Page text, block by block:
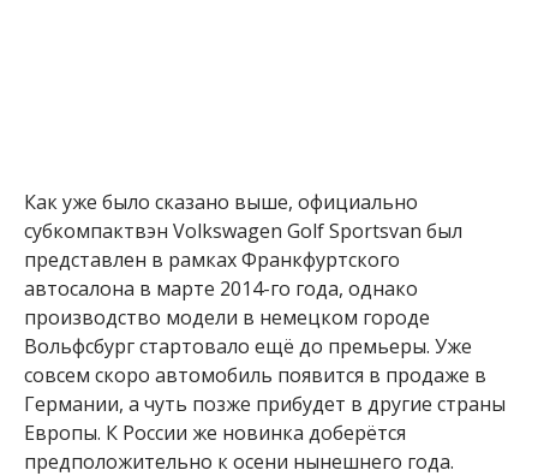
Как уже было сказано выше, официально
субкомпактвэн Volkswagen Golf Sportsvan был
представлен в рамках Франкфуртского
автосалона в марте 2014-го года, однако
производство модели в немецком городе
Вольфсбург стартовало ещё до премьеры. Уже
совсем скоро автомобиль появится в продаже в
Германии, а чуть позже прибудет в другие страны
Европы. К России же новинка доберётся
предположительно к осени нынешнего года.